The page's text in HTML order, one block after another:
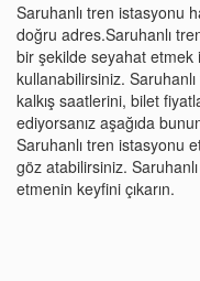
Saruhanlı tren istasyonu
doğru adres.Saruhanlı
bir şekilde seyahat etmek
kullanabilirsiniz.
kalkış saatlerini, bilet
ediyorsanız aşağıda
Saruhanlı tren istasyonu
göz atabilirsiniz.
etmenin keyfini çıkarın.